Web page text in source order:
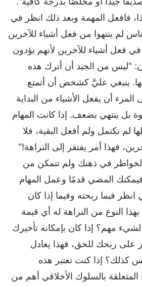
فافعل المهمة وبعد ذلك انظر في
لم ينتهوا من فعل أشياء للآخرين
في فعل أشياء للآخرين لأنهم يؤدون
"ليس من الجيد أن أترك هذه
ينبغي عليَّ كشخص أن أتمتع
أن يفعل الأشياء من البداية
بقوة بل ينتهي بضعف. إذا كانت المهام
لم تكتمل ولم أفعل البقية، فلا
فهذا أمر يفتقر إلى النزاهة!"
في ذهنك ولم تتمكن من
المضي قدمًا وعمل المهام
انظر فيما ربحته وفيما إذا كان
بهذا النوع من النزاهة له أي قيمة
مهم؟ إذا كان بإمكانه تأخيرك
على ربحك للحق، فهذا يعادل
كذلك؟ إذا كنت تعتبر هذه
المتعلقة بالسلوك الأخلاقي أهم من